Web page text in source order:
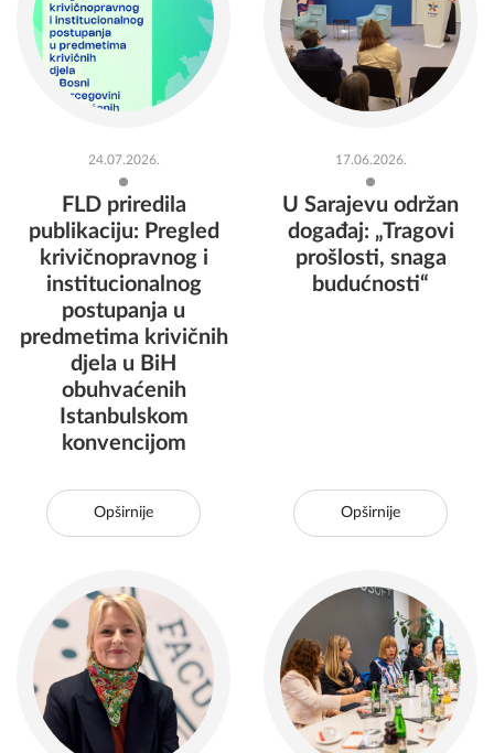
24.07.2026.
FLD priredila
publikaciju: Pregled
krivičnopravnog i
institucionalnog
postupanja u
predmetima krivičnih
djela u BiH
obuhvaćenih
Istanbulskom
konvencijom
Opširnije
17.06.2026.
U Sarajevu održan
događaj: „Tragovi
prošlosti, snaga
budućnosti“
Opširnije